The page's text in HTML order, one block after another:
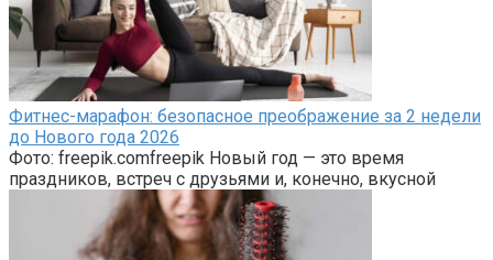
Фитнес-марафон: безопасное преображение за 2 недели
до Нового года 2026
Фото: freepik.comfreepik Новый год — это время
праздников, встреч с друзьями и, конечно, вкусной